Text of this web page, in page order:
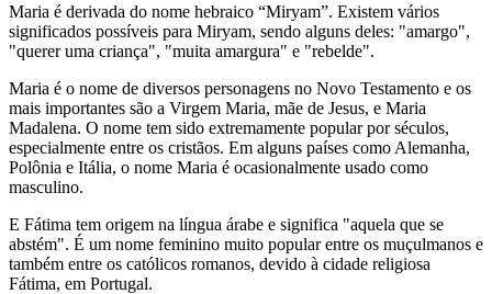
Maria é derivada do nome hebraico “Miryam”. Existem vários
significados possíveis para Miryam, sendo alguns deles: "amargo",
"querer uma criança", "muita amargura" e "rebelde".
Maria é o nome de diversos personagens no Novo Testamento e os
mais importantes são a Virgem Maria, mãe de Jesus, e Maria
Madalena. O nome tem sido extremamente popular por séculos,
especialmente entre os cristãos. Em alguns países como Alemanha,
Polônia e Itália, o nome Maria é ocasionalmente usado como
masculino.
E Fátima tem origem na língua árabe e significa "aquela que se
abstém". É um nome feminino muito popular entre os muçulmanos e
também entre os católicos romanos, devido à cidade religiosa
Fátima, em Portugal.